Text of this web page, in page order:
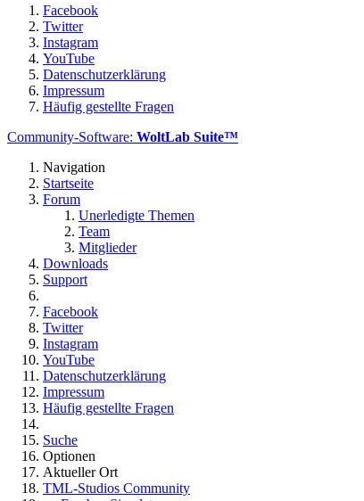
Facebook
Twitter
Instagram
YouTube
Datenschutzerklärung
Impressum
Häufig gestellte Fragen
Community-Software: WoltLab Suite™
Navigation
Startseite
Forum
Unerledigte Themen
Team
Mitglieder
Downloads
Support
Facebook
Twitter
Instagram
YouTube
Datenschutzerklärung
Impressum
Häufig gestellte Fragen
Suche
Optionen
Aktueller Ort
TML-Studios Community